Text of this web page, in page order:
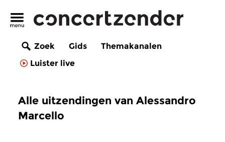
Zoek Gids
Themakanalen
Luister live
Alle uitzendingen van Alessandro
Marcello